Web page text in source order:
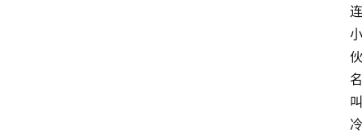
连
小
伙
名
叫
冷